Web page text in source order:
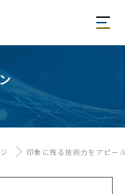
印象に残る技術力をアピー